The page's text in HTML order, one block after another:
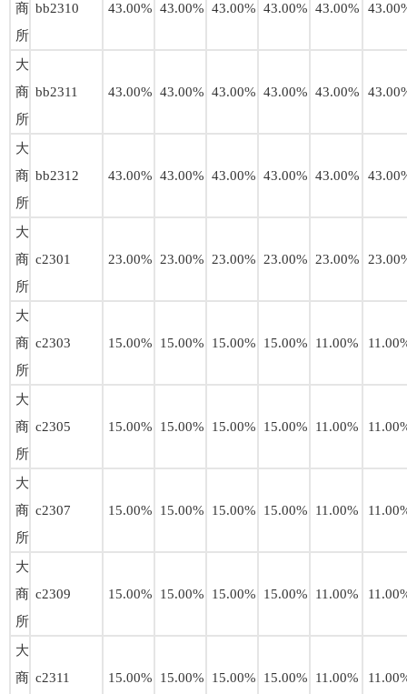
商
所
bb2310 43.00% 43.00% 43.00% 43.00% 43.00%
大
商
所
bb2311 43.00% 43.00% 43.00% 43.00% 43.00%
大
商
所
bb2312 43.00% 43.00% 43.00% 43.00% 43.00%
大
商
所
c2301 23.00% 23.00% 23.00% 23.00% 23.00%
大
商
所
c2303 15.00% 15.00% 15.00% 15.00% 11.00%
大
商
所
c2305 15.00% 15.00% 15.00% 15.00% 11.00%
大
商
所
c2307 15.00% 15.00% 15.00% 15.00% 11.00%
大
商
所
c2309 15.00% 15.00% 15.00% 15.00% 11.00%
大
商 c2311 15.00% 15.00% 15.00% 15.00% 11.00%